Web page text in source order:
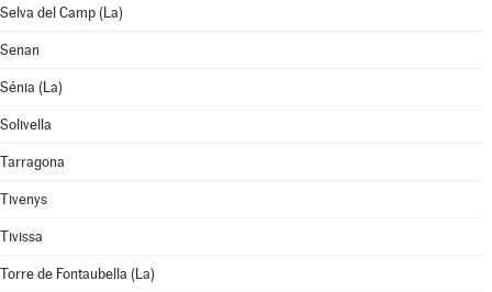
Selva del Camp (La)
Senan
Sénia (La)
Solivella
Tarragona
Tivenys
Tivissa
Torre de Fontaubella (La)